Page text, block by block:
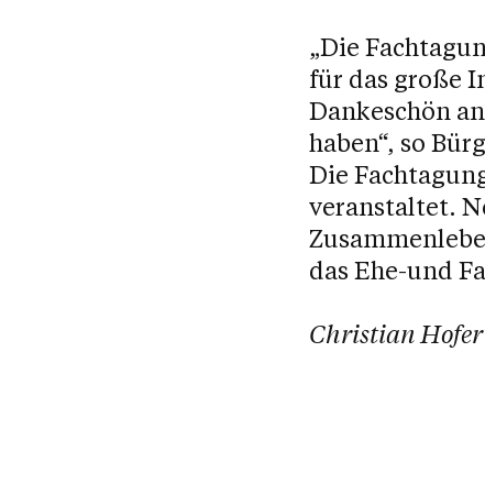
„Die
für das große
Dankeschön
haben“, so
Die
veranstaltet.
das Ehe-und
Christian Hofer